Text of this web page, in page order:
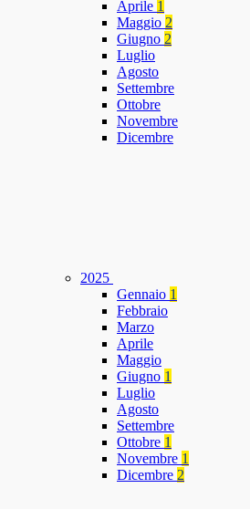
Aprile 1
Maggio 2
Giugno 2
Luglio
Agosto
Settembre
Ottobre
Novembre
Dicembre
2025
Gennaio 1
Febbraio
Marzo
Aprile
Maggio
Giugno 1
Luglio
Agosto
Settembre
Ottobre 1
Novembre 1
Dicembre 2